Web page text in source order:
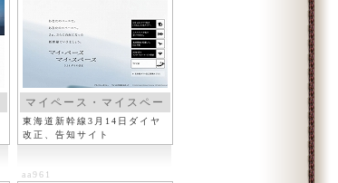
マイペース・マイスペー
ス
東海道新幹線3月14日ダイヤ
改正、告知サイト
aa961